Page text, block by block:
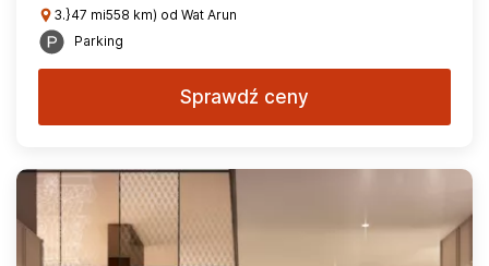
3.}47 mi558 km) od Wat Arun
Parking
Sprawdź ceny